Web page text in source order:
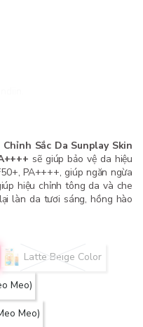
Sắc Da Sunplay Skin
sẽ giúp bảo vệ da hiệu
PA++++, giúp ngăn ngừa
hiệu chỉnh tông da và che
làn da tươi sáng, hồng hào
Latte Beige Color
Meo)
Meo)